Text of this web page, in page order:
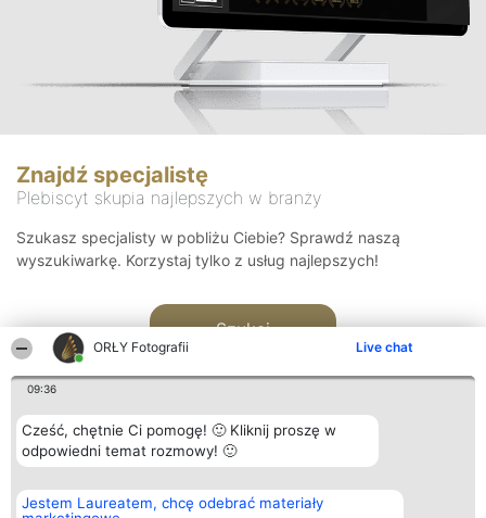
ORŁY Fotografii Live chat
09:36
Cześć, chętnie Ci pomogę! 🙂 Kliknij proszę w
odpowiedni temat rozmowy! 🙂
Jestem Laureatem, chcę odebrać materiały
Znajdź specjalistę
Plebiscyt skupia najlepszych w branży
Szukasz specjalisty w pobliżu Ciebie? Sprawdź naszą
wyszukiwarkę. Korzystaj tylko z usług najlepszych!
Szukaj
Organizator plebiscytu
Bright Side Solutions sp. z o.
Plebiscyt
Laureaci
Kontakt
Kontakt